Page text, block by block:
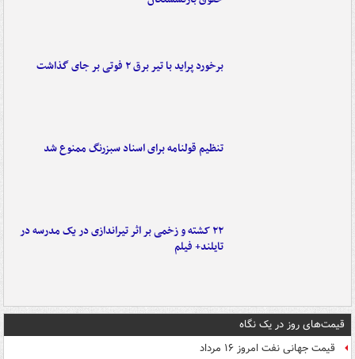
برخورد پراید با تیر برق ۲ فوتی بر جای گذاشت
تنظیم قولنامه برای اسناد سبزرنگ ممنوع شد
۲۲ کشته و زخمی بر اثر تیراندازی در یک مدرسه در
تایلند+ فیلم
قیمت‌های روز در یک نگاه
قیمت جهانی نفت امروز ۱۶ مرداد